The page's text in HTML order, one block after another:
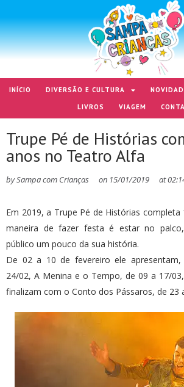
INÍCIO DIVERSÃO E CULTURA
LIVROS
VIAGEM
Trupe Pé de Histórias
anos no Teatro Alfa
bySampa com Crianças on 15/01/2019 at
Em 2019, a Trupe Pé de Histórias
maneira de fazer festa é estar no
público um pouco da sua história.
De 02 a 10 de fevereiro ele apresentam,
24/02, A Menina e o Tempo, de 09 a 17/
finalizam com o Conto dos Pássaros, de 23